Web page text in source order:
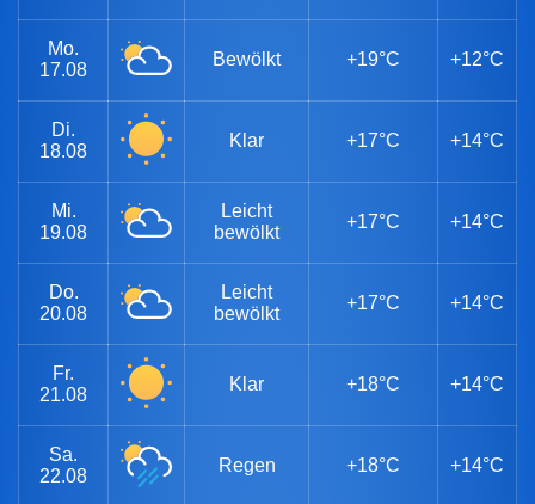
Mo.
17.08
Bewölkt +19°C +12°C
Di.
18.08
Klar +17°C +14°C
Mi.
19.08
Leicht
bewölkt
+17°C +14°C
Do.
20.08
Leicht
bewölkt
+17°C +14°C
Fr.
21.08
Klar +18°C +14°C
Sa.
22.08
Regen +18°C +14°C